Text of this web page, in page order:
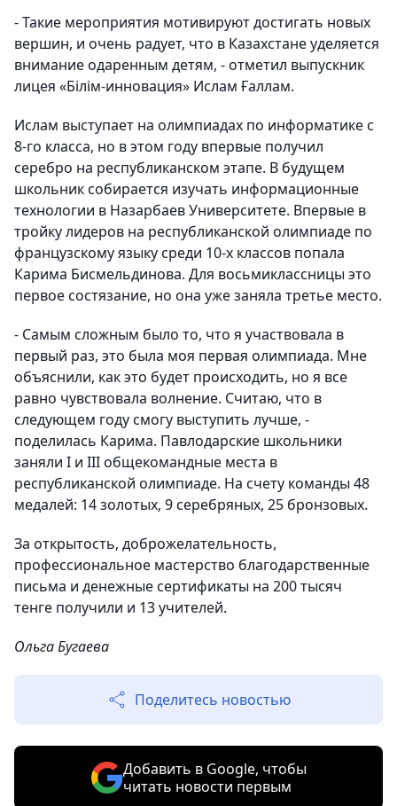
- Такие мероприятия мотивируют достигать новых
вершин, и очень радует, что в Казахстане уделяется
внимание одаренным детям, - отметил выпускник
лицея «Бiлiм-инновация» Ислам Ғаллам.
Ислам выступает на олимпиадах по информатике с
8-го класса, но в этом году впервые получил
серебро на республиканском этапе. В будущем
школьник собирается изучать информационные
технологии в Назарбаев Университете. Впервые в
тройку лидеров на республиканской олимпиаде по
французскому языку среди 10-х классов попала
Карима Бисмельдинова. Для восьмиклассницы это
первое состязание, но она уже заняла третье место.
- Самым сложным было то, что я участвовала в
первый раз, это была моя первая олимпиада. Мне
объяснили, как это будет происходить, но я все
равно чувствовала волнение. Считаю, что в
следующем году смогу выступить лучше, -
поделилась Карима. Павлодарские школьники
заняли І и ІІІ общекомандные места в
республиканской олимпиаде. На счету команды 48
медалей: 14 золотых, 9 серебряных, 25 бронзовых.
За открытость, доброжелательность,
профессиональное мастерство благодарственные
письма и денежные сертификаты на 200 тысяч
тенге получили и 13 учителей.
Ольга Бугаева
Поделитесь новостью
Добавить в Google, чтобы
читать новости первым